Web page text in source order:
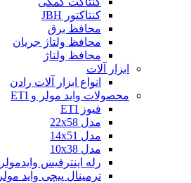
کنتاکتور JBH
محافظ برق
محافظ ولتاژ جریان
محافظ ولتاژ
ابزار آلات
انواع ابزار آلات رادن
محصولات واید مولر و ETI
فیوز ETI
مدل 22x58
مدل 14x51
مدل 10x38
رله اینترفیس وایدمولر
ترمینال پیچی واید مولر